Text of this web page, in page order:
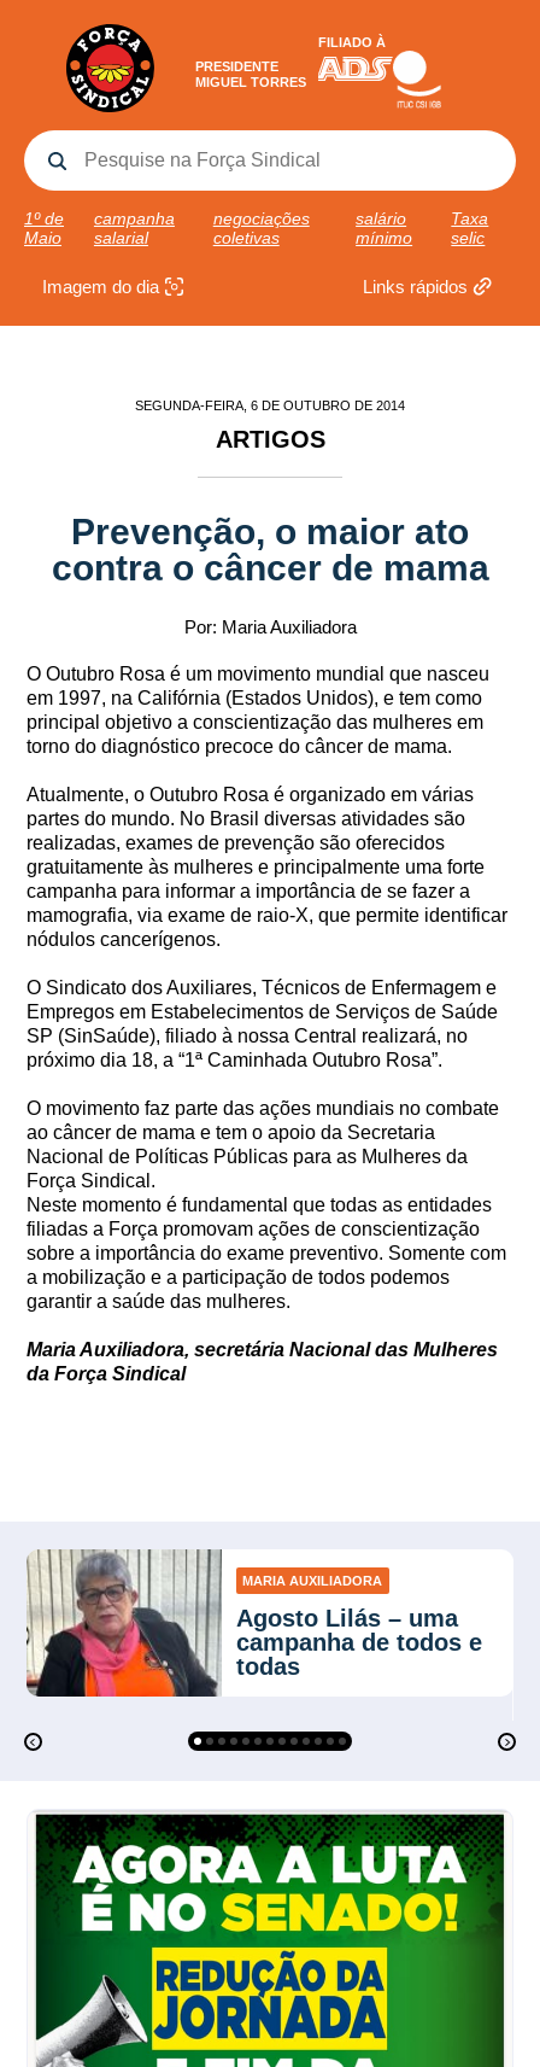
PRESIDENTE
MIGUEL TORRES
FILIADO À
1º de
Maio
campanha
salarial
negociações
coletivas
salário
mínimo
Taxa
selic
Imagem do dia Links rápidos
SEGUNDA-FEIRA, 6 DE OUTUBRO DE 2014
ARTIGOS
Prevenção, o maior ato
contra o câncer de mama
Por: Maria Auxiliadora
O Outubro Rosa é um movimento mundial que nasceu
em 1997, na Califórnia (Estados Unidos), e tem como
principal objetivo a conscientização das mulheres em
torno do diagnóstico precoce do câncer de mama.
Atualmente, o Outubro Rosa é organizado em várias
partes do mundo. No Brasil diversas atividades são
realizadas, exames de prevenção são oferecidos
gratuitamente às mulheres e principalmente uma forte
campanha para informar a importância de se fazer a
mamografia, via exame de raio-X, que permite identificar
nódulos cancerígenos.
O Sindicato dos Auxiliares, Técnicos de Enfermagem e
Empregos em Estabelecimentos de Serviços de Saúde
SP (SinSaúde), filiado à nossa Central realizará, no
próximo dia 18, a “1ª Caminhada Outubro Rosa”.
O movimento faz parte das ações mundiais no combate
ao câncer de mama e tem o apoio da Secretaria
Nacional de Políticas Públicas para as Mulheres da
Força Sindical.
Neste momento é fundamental que todas as entidades
filiadas a Força promovam ações de conscientização
sobre a importância do exame preventivo. Somente com
a mobilização e a participação de todos podemos
garantir a saúde das mulheres.
Maria Auxiliadora, secretária Nacional das Mulheres
da Força Sindical
MARIA AUXILIADORA
Agosto Lilás – uma
campanha de todos e
todas